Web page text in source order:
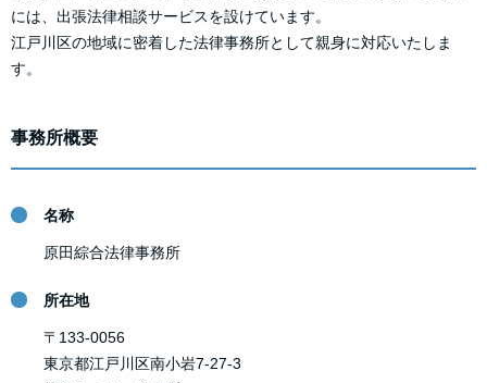
には、出張法律相談サービスを設けています。
江戸川区の地域に密着した法律事務所として親身に対応いたしま
す。
事務所概要
名称
原田綜合法律事務所
所在地
〒133-0056
東京都江戸川区南小岩7-27-3